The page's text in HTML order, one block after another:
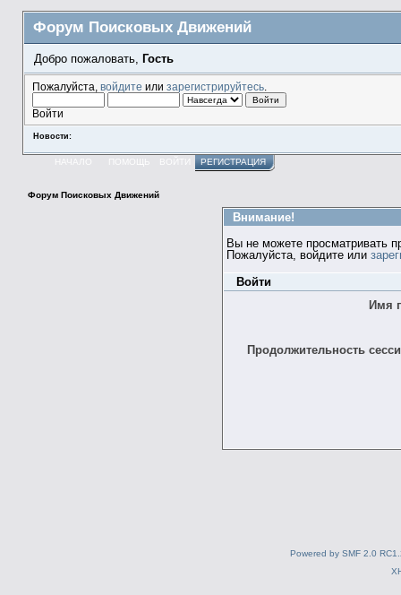
Форум Поисковых Движений
Добро пожаловать, Гость
Пожалуйста, войдите или зарегистрируйтесь.
Войти
Новости:
НАЧАЛО ПОМОЩЬ ВОЙТИ РЕГИСТРАЦИЯ
Форум Поисковых Движений
Внимание!
Вы не можете просматривать
Пожалуйста, войдите или
Войти
Имя
Продолжительность
Powered by SMF 2.0